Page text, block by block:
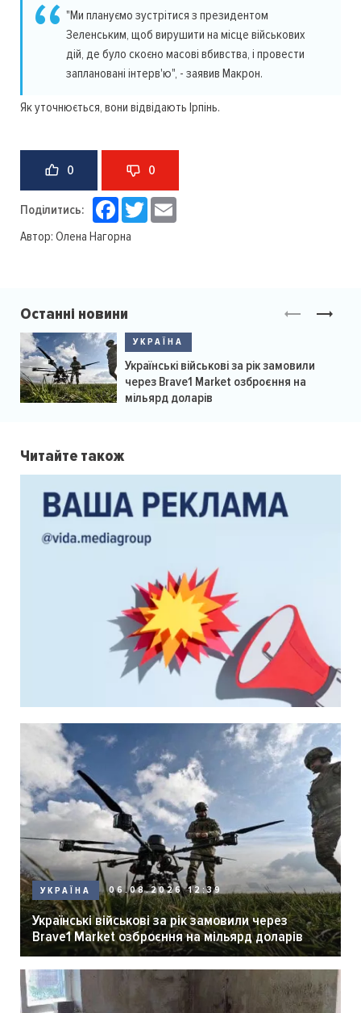
"Ми плануємо зустрітися з президентом
Зеленським, щоб вирушити на місце військових
дій, де було скоєно масові вбивства, і провести
заплановані інтерв'ю", - заявив Макрон.
Як уточнюється, вони відвідають Ірпінь.
0 0
Поділитись: Facebook
Twitter
Автор: Олена Нагорна
Останні новини
УКРАЇНА
Українські військові за рік замовили
через Brave1 Market озброєння на
мільярд доларів
Читайте також
УКРАЇНА 06.08.2026 12:39
Українські військові за рік замовили через
Brave1 Market озброєння на мільярд доларів